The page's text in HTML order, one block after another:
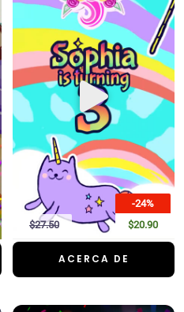
-24%
$20.90
$27.50
ACERCA DE